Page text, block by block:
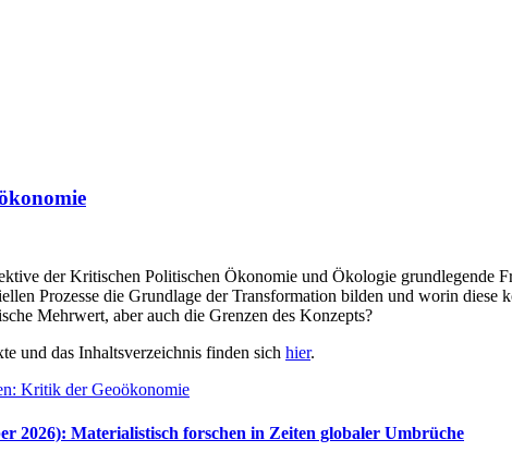
der Kritischen Politischen Ökonomie und Ökologie grundlegende
Prozesse die Grundlage der Transformation bilden und worin
Mehrwert, aber auch die Grenzen des Konzepts?
und das Inhaltsverzeichnis finden sich hier.
Kritik der Geoökonomie
2026): Materialistisch forschen in Zeiten globaler Umbrüche